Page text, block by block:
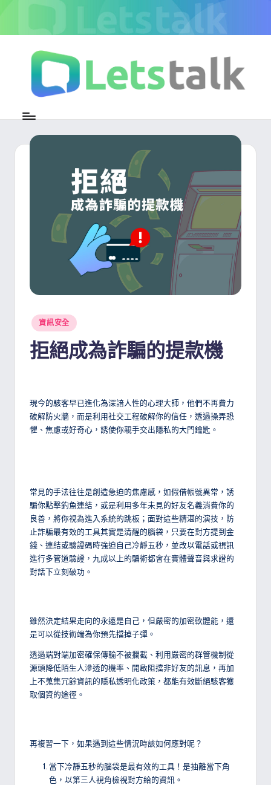
to
t
密
Posted
in
資訊安全
拒絕成為詐騙的提款機
現今的駭客早已進化為深諳人性的心理大師，他們不再費力
破解防火牆，而是利用社交工程破解你的信任，透過操弄恐
懼、焦慮或好奇心，誘使你親手交出隱私的大門鑰匙。
常見的手法往往是創造急迫的焦慮感，如假借帳號異常，誘
騙你點擊釣魚連結，或是利用多年未見的好友名義消費你的
良善，將你視為進入系統的跳板；面對這些精湛的演技，防
止詐騙最有效的工具其實是清醒的腦袋，只要在對方提到金
錢、連結或驗證碼時強迫自己冷靜五秒，並改以電話或視訊
進行多管道驗證，九成以上的騙術都會在實體聲音與求證的
對話下立刻破功。
雖然決定結果走向的永遠是自己，但嚴密的加密軟體能，還
是可以從技術端為你預先擋掉子彈。
透過端對端加密確保傳輸不被攔截、利用嚴密的群管機制從
源頭降低陌生人滲透的機率、開啟阻擋非好友的訊息，再加
上不蒐集冗餘資訊的隱私透明化政策，都能有效斷絕駭客獲
取個資的途徑。
再複習一下，如果遇到這些情況時該如何應對呢？
當下冷靜五秒的腦袋是最有效的工具！是抽離當下角
色，以第三人視角檢視對方給的資訊。